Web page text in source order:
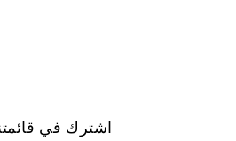
اشترك في